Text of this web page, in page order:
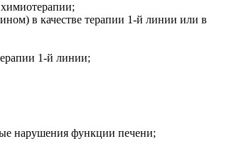
в качестве терапии 1-й линии или в
1-й линии;
нарушения функции печени;